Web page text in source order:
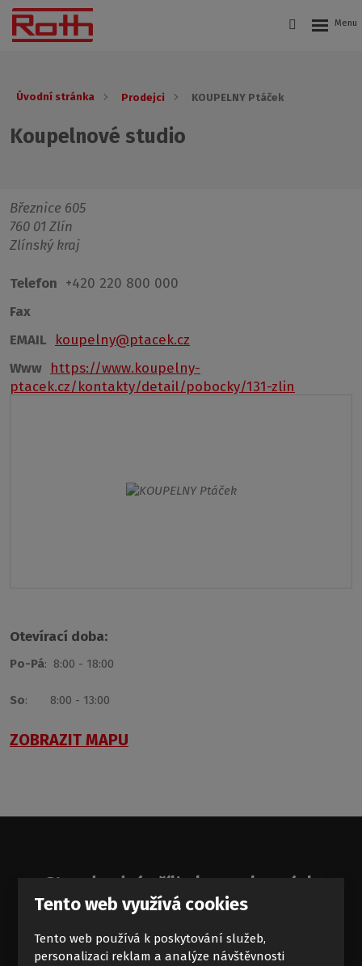
Úvodní stránka Prodejci KOUPELNY Ptáček
Koupelnové studio
Březnice 605
760 01 Zlín
Zlínský kraj
Telefon +420 220 800 000
Fax
EMAIL
koupelny@ptacek.cz
Www https://www.koupelny-
ptacek.cz/kontakty/detail/pobocky/131-zlin
Otevírací doba:
Po-Pá: 8:00 - 18:00
So: 8:00 - 13:00
ZOBRAZIT MAPU
Standardní příliv koupelnových
zajímavostí
Novinky a akce na e-mail
Tento web využívá cookies
Tento web používá k poskytování služeb,
personalizaci reklam a analýze návštěvnosti